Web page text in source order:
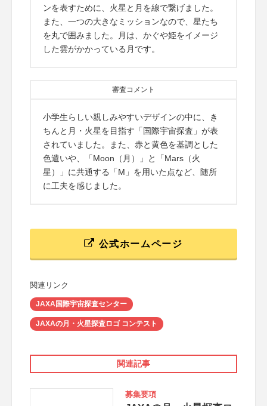
ンを表すために、火星と月を線で繋げました。
また、一つの大きなミッションなので、星たち
を丸で囲みました。月は、かぐや姫をイメージ
した雲がかかっている月です。
審査コメント
小学生らしい親しみやすいデザインの中に、き
ちんと月・火星を目指す「国際宇宙探査」が表
されていました。また、赤と黄色を基調とした
色遣いや、「Moon（月）」と「Mars（火
星）」に共通する「M」を用いた点など、随所
に工夫を感じました。
公式ホームページ
関連リンク
JAXA国際宇宙探査センター
JAXAの月・火星探査ロゴ コンテスト
関連記事
募集要項